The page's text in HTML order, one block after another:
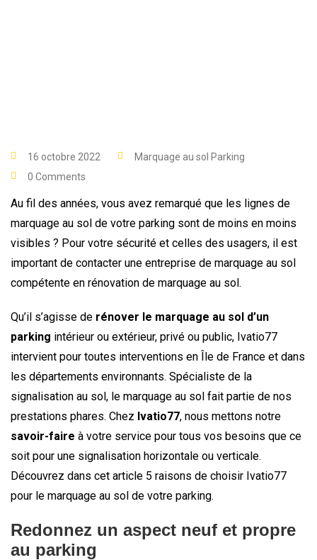
16 octobre 2022
Marquage au sol Parking
0 Comments
Au fil des années, vous avez remarqué que les lignes de
marquage au sol de votre parking sont de moins en moins
visibles ? Pour votre sécurité et celles des usagers, il est
important de contacter une entreprise de marquage au sol
compétente en rénovation de marquage au sol.
Qu’il s’agisse de rénover le marquage au sol d’un
parking intérieur ou extérieur, privé ou public, Ivatio77
intervient pour toutes interventions en Île de France et dans
les départements environnants. Spécialiste de la
signalisation au sol, le marquage au sol fait partie de nos
prestations phares. Chez Ivatio77, nous mettons notre
savoir-faire à votre service pour tous vos besoins que ce
soit pour une signalisation horizontale ou verticale.
Découvrez dans cet article 5 raisons de choisir Ivatio77
pour le marquage au sol de votre parking.
Redonnez un aspect neuf et propre
au parking